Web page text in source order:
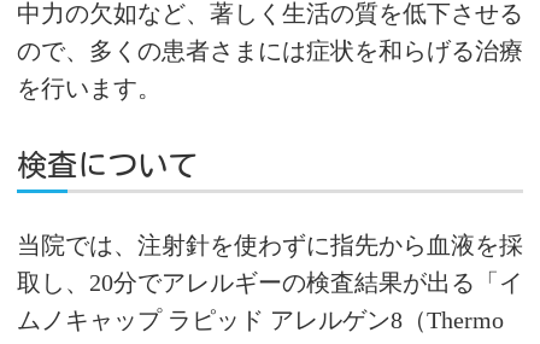
中力の欠如など、著しく生活の質を低下させる
ので、多くの患者さまには症状を和らげる治療
を行います。
検査について
当院では、注射針を使わずに指先から血液を採
取し、20分でアレルギーの検査結果が出る「イ
ムノキャップ ラピッド アレルゲン8（Thermo